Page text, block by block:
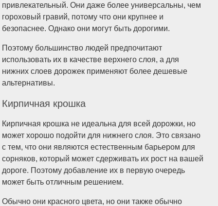
привлекательный. Они даже более универсальны, чем
гороховый гравий, потому что они крупнее и
безопаснее. Однако они могут быть дорогими.
Поэтому большинство людей предпочитают
использовать их в качестве верхнего слоя, а для
нижних слоев дорожек применяют более дешевые
альтернативы.
Кирпичная крошка
Кирпичная крошка не идеальна для всей дорожки, но
может хорошо подойти для нижнего слоя. Это связано
с тем, что они являются естественным барьером для
сорняков, который может сдерживать их рост на вашей
дороге. Поэтому добавление их в первую очередь
может быть отличным решением.
Обычно они красного цвета, но они также обычно